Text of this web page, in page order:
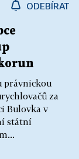
ODEBÍRAT
právnickou
za
Bulovka v
státní